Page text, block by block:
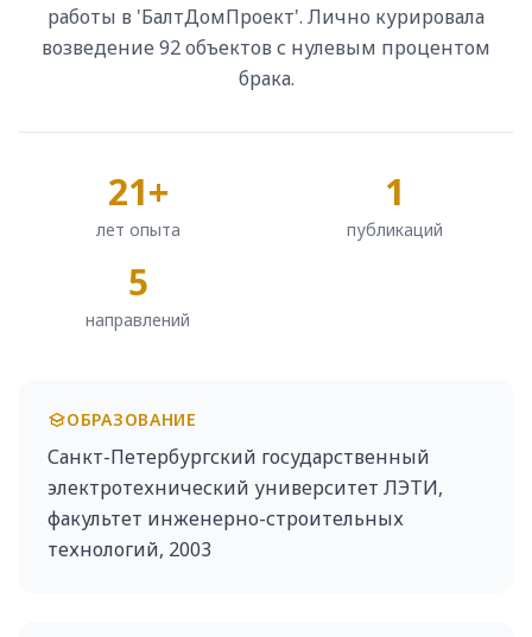
работы в 'БалтДомПроект'. Лично курировала
возведение 92 объектов с нулевым процентом
брака.
21+
лет опыта
1
публикаций
5
направлений
ОБРАЗОВАНИЕ
Санкт-Петербургский государственный
электротехнический университет ЛЭТИ,
факультет инженерно-строительных
технологий, 2003